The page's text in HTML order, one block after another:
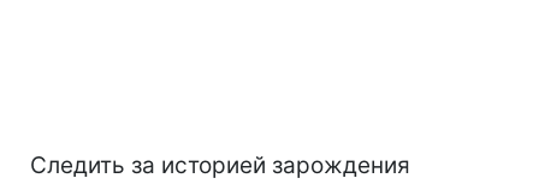
Следить за историей зарождения